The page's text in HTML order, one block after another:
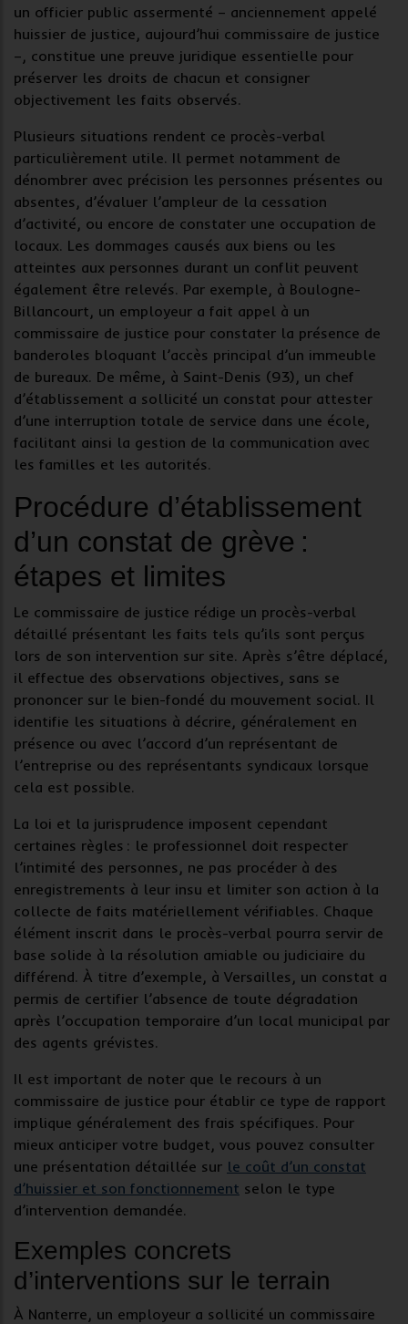
un officier public assermenté – anciennement appelé
huissier de justice, aujourd’hui commissaire de justice
–, constitue une preuve juridique essentielle pour
préserver les droits de chacun et consigner
objectivement les faits observés.
Plusieurs situations rendent ce procès-verbal
particulièrement utile. Il permet notamment de
dénombrer avec précision les personnes présentes ou
absentes, d’évaluer l’ampleur de la cessation
d’activité, ou encore de constater une occupation de
locaux. Les dommages causés aux biens ou les
atteintes aux personnes durant un conflit peuvent
également être relevés. Par exemple, à Boulogne-
Billancourt, un employeur a fait appel à un
commissaire de justice pour constater la présence de
banderoles bloquant l’accès principal d’un immeuble
de bureaux. De même, à Saint-Denis (93), un chef
d’établissement a sollicité un constat pour attester
d’une interruption totale de service dans une école,
facilitant ainsi la gestion de la communication avec
les familles et les autorités.
Procédure d’établissement
d’un constat de grève :
étapes et limites
Le commissaire de justice rédige un procès-verbal
détaillé présentant les faits tels qu’ils sont perçus
lors de son intervention sur site. Après s’être déplacé,
il effectue des observations objectives, sans se
prononcer sur le bien-fondé du mouvement social. Il
identifie les situations à décrire, généralement en
présence ou avec l’accord d’un représentant de
l’entreprise ou des représentants syndicaux lorsque
cela est possible.
La loi et la jurisprudence imposent cependant
certaines règles : le professionnel doit respecter
l’intimité des personnes, ne pas procéder à des
enregistrements à leur insu et limiter son action à la
collecte de faits matériellement vérifiables. Chaque
élément inscrit dans le procès-verbal pourra servir de
base solide à la résolution amiable ou judiciaire du
différend. À titre d’exemple, à Versailles, un constat a
permis de certifier l’absence de toute dégradation
après l’occupation temporaire d’un local municipal par
des agents grévistes.
Il est important de noter que le recours à un
commissaire de justice pour établir ce type de rapport
implique généralement des frais spécifiques. Pour
mieux anticiper votre budget, vous pouvez consulter
une présentation détaillée sur le coût d’un constat
d’huissier et son fonctionnement selon le type
d’intervention demandée.
Exemples concrets
d’interventions sur le terrain
À Nanterre, un employeur a sollicité un commissaire